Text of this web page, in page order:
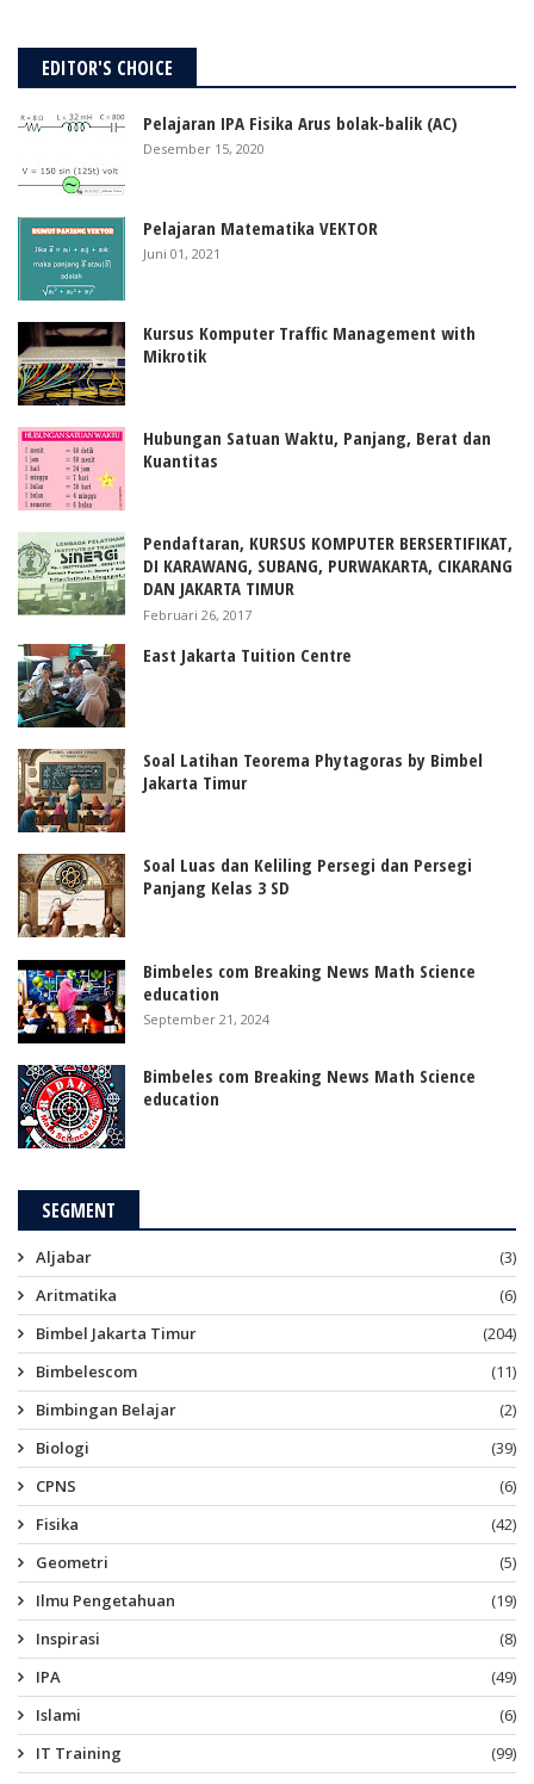
EDITOR'S CHOICE
Pelajaran IPA Fisika Arus bolak-balik (AC)
Desember 15, 2020
Pelajaran Matematika VEKTOR
Juni 01, 2021
Kursus Komputer Traffic Management with
Mikrotik
Hubungan Satuan Waktu, Panjang, Berat dan
Kuantitas
Pendaftaran, KURSUS KOMPUTER BERSERTIFIKAT,
DI KARAWANG, SUBANG, PURWAKARTA, CIKARANG
DAN JAKARTA TIMUR
Februari 26, 2017
East Jakarta Tuition Centre
Soal Latihan Teorema Phytagoras by Bimbel
Jakarta Timur
Soal Luas dan Keliling Persegi dan Persegi
Panjang Kelas 3 SD
Bimbeles com Breaking News Math Science
education
September 21, 2024
Bimbeles com Breaking News Math Science
education
SEGMENT
Aljabar
(3)
Aritmatika
(6)
Bimbel Jakarta Timur
(204)
Bimbelescom
(11)
Bimbingan Belajar
(2)
Biologi
(39)
CPNS
(6)
Fisika
(42)
Geometri
(5)
Ilmu Pengetahuan
(19)
Inspirasi
(8)
IPA
(49)
Islami
(6)
IT Training
(99)